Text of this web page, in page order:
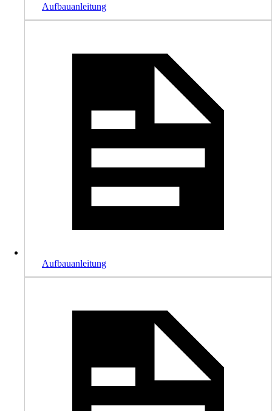
Aufbauanleitung
Aufbauanleitung